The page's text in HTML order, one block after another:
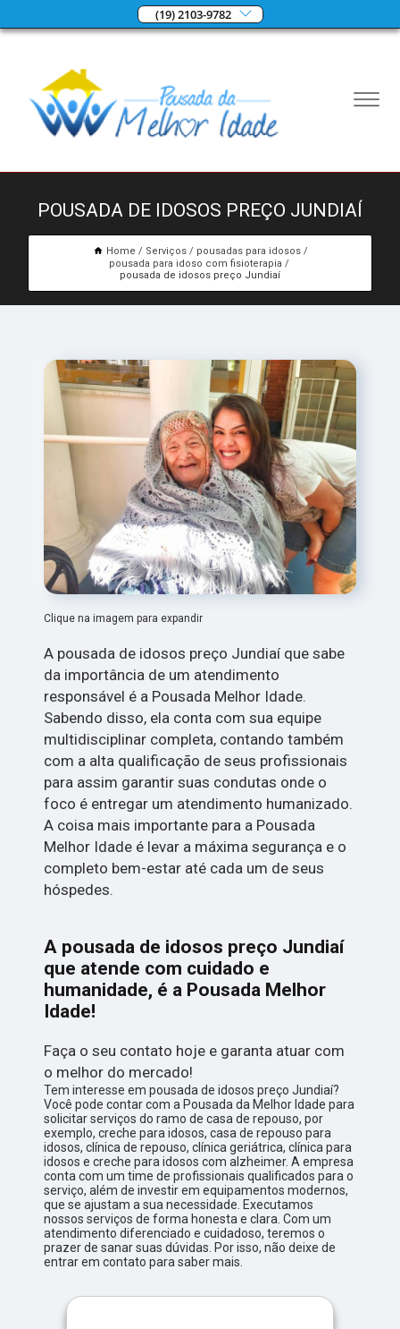
(19) 2103-9782
POUSADA DE IDOSOS PREÇO JUNDIAÍ
Home Serviços
pousadas para idosos
pousada para idoso com fisioterapia
pousada de idosos preço Jundiaí
Clique na imagem para expandir
A pousada de idosos preço Jundiaí que sabe
da importância de um atendimento
responsável é a Pousada Melhor Idade.
Sabendo disso, ela conta com sua equipe
multidisciplinar completa, contando também
com a alta qualificação de seus profissionais
para assim garantir suas condutas onde o
foco é entregar um atendimento humanizado.
A coisa mais importante para a Pousada
Melhor Idade é levar a máxima segurança e o
completo bem-estar até cada um de seus
hóspedes.
A pousada de idosos preço Jundiaí
que atende com cuidado e
humanidade, é a Pousada Melhor
Idade!
Faça o seu contato hoje e garanta atuar com
o melhor do mercado!
Tem interesse em pousada de idosos preço Jundiaí?
Você pode contar com a Pousada da Melhor Idade para
solicitar serviços do ramo de casa de repouso, por
exemplo, creche para idosos, casa de repouso para
idosos, clínica de repouso, clínica geriátrica, clínica para
idosos e creche para idosos com alzheimer. A empresa
conta com um time de profissionais qualificados para o
serviço, além de investir em equipamentos modernos,
que se ajustam a sua necessidade. Executamos
nossos serviços de forma honesta e clara. Com um
atendimento diferenciado e cuidadoso, teremos o
prazer de sanar suas dúvidas. Por isso, não deixe de
entrar em contato para saber mais.